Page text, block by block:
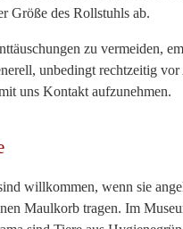
Größe des Rollstuhls ab.
zu vermeiden,
unbedingt rechtzeitig
uns Kontakt aufzunehmen.
willkommen, wenn sie
Maulkorb tragen. Im